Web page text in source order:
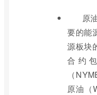
原
要的能
源板块
合约
（
原油（